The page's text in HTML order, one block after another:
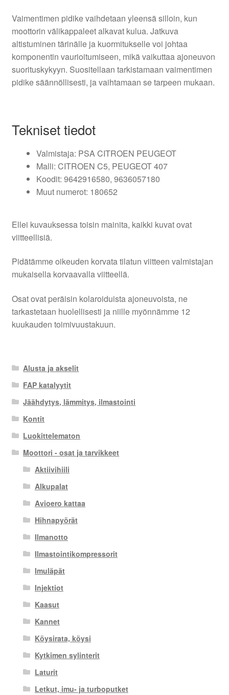
Vaimentimen pidike vaihdetaan yleensä silloin, kun
moottorin välikappaleet alkavat kulua. Jatkuva
altistuminen tärinälle ja kuormitukselle voi johtaa
komponentin vaurioitumiseen, mikä vaikuttaa ajoneuvon
suorituskykyyn. Suositellaan tarkistamaan vaimentimen
pidike säännöllisesti, ja vaihtamaan se tarpeen mukaan.
Tekniset tiedot
Valmistaja: PSA CITROEN PEUGEOT
Malli: CITROEN C5, PEUGEOT 407
Koodit: 9642916580, 9636057180
Muut numerot: 180652
Ellei kuvauksessa toisin mainita, kaikki kuvat ovat
viitteellisiä.
Pidätämme oikeuden korvata tilatun viitteen valmistajan
mukaisella korvaavalla viitteellä.
Osat ovat peräisin kolaroiduista ajoneuvoista, ne
tarkastetaan huolellisesti ja niille myönnämme 12
kuukauden toimivuustakuun.
Alusta ja akselit
FAP katalyytit
Jäähdytys, lämmitys, ilmastointi
Kontit
Luokittelematon
Moottori - osat ja tarvikkeet
Aktiivihiili
Alkupalat
Avioero kattaa
Hihnapyörät
Ilmanotto
Ilmastointikompressorit
Imuläpät
Injektiot
Kaasut
Kannet
Köysirata, köysi
Kytkimen sylinterit
Laturit
Letkut, imu- ja turboputket